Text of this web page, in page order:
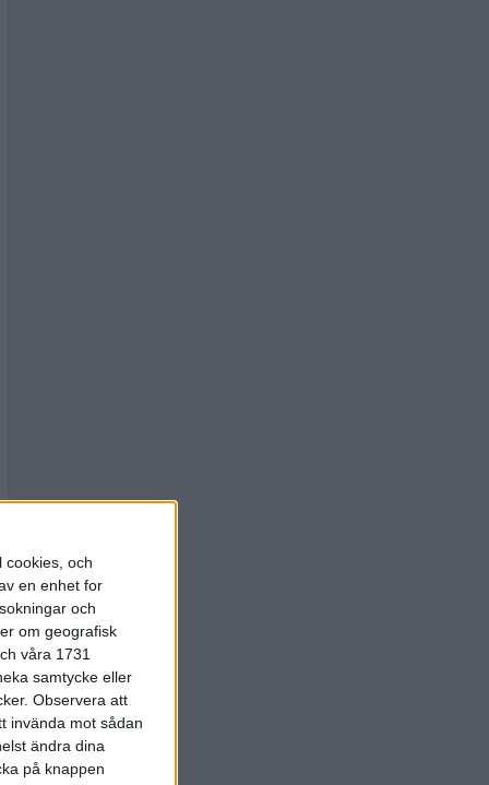
cookies, och
en enhet for
och
om geografisk
våra 1731
samtycke eller
Observera att
invända mot sådan
ändra dina
på knappen